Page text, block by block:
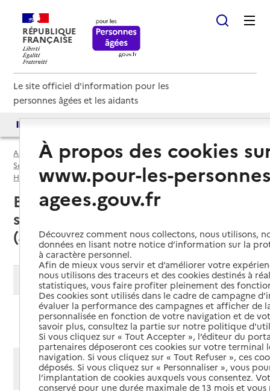
RÉPUBLIQUE
FRANÇAISE
Le site officiel d'information pour les
personnes âgées et les aidants
Accueil
Espace annuaire
Services autonomie à domicile (aide) par département
Hautes-Alpes (05)
Service autonomie à domicile (aide)
Briançon (05100) : liste des 4
services autonomie à domicile
(aide)
Modifier ma recherche
Ajouter cette recherche aux favoris
Afficher les résultats par:
Mode liste
Mode carte
À propos des cookies
www.pour-les-
agees.gouv.fr
Découvrez comment nous collectons, nous utilisons,
données en lisant notre notice d’information sur la
à caractère personnel.
Afin de mieux vous servir et d’améliorer votre
nous utilisons des traceurs et des cookies destinés à
statistiques, vous faire profiter pleinement des
Des cookies sont utilisés dans le cadre de campagne
évaluer la performance des campagnes et afficher de
personnalisée en fonction de votre navigation et de
savoir plus, consultez la partie sur notre politique
Si vous cliquez sur « Tout Accepter », l’éditeur du
partenaires déposeront ces cookies sur votre terminal
navigation. Si vous cliquez sur « Tout Refuser », ces
déposés. Si vous cliquez sur « Personnaliser », vous
l’implantation de cookies auxquels vous consentez.
conservé pour une durée maximale de 13 mois et